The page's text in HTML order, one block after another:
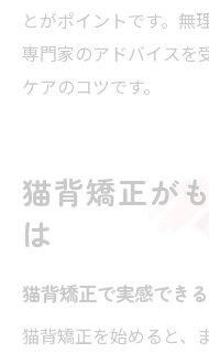
とがポイントです。無
専門家のアドバイスを
ケアのコツです。
猫背矯正が
は
猫背矯正で実感でき
猫背矯正を始めると、